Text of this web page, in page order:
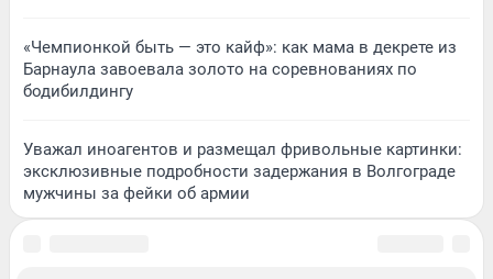
«Чемпионкой быть — это кайф»: как мама в декрете из
Барнаула завоевала золото на соревнованиях по
бодибилдингу
Уважал иноагентов и размещал фривольные картинки:
эксклюзивные подробности задержания в Волгограде
мужчины за фейки об армии